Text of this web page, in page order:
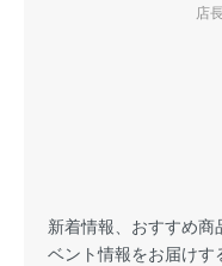
店
新着情報、おすすめ
ベント情報をお届けす